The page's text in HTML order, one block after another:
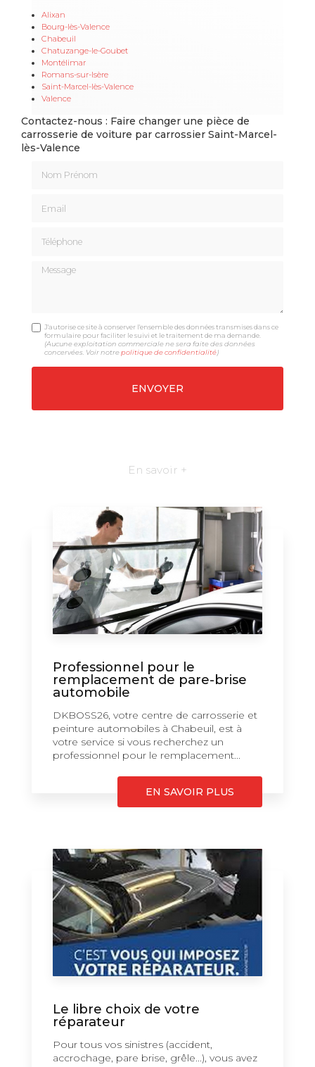
Alixan
Bourg-lès-Valence
Chabeuil
Chatuzange-le-Goubet
Montélimar
Romans-sur-Isère
Saint-Marcel-lès-Valence
Valence
Contactez-nous : Faire changer une pièce de
carrosserie de voiture par carrossier Saint-Marcel-
lès-Valence
Message
J'autorise ce site à conserver l'ensemble des données transmises dans ce
formulaire pour faciliter le suivi et le traitement de ma demande.
(Aucune exploitation commerciale ne sera faite des données
concervées. Voir notrepolitique de confidentialité)
En savoir +
Professionnel pour le
remplacement de pare-brise
automobile
DKBOSS26, votre centre de carrosserie et
peinture automobiles à Chabeuil, est à
votre service si vous recherchez un
professionnel pour le remplacement...
EN SAVOIR PLUS
Le libre choix de votre
réparateur
Pour tous vos sinistres (accident,
accrochage, pare brise, grêle...), vous avez